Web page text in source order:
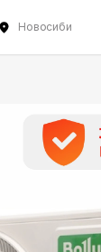
Новосибирск